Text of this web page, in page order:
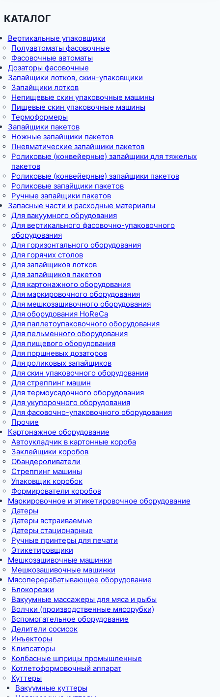
КАТАЛОГ
Вертикальные упаковщики
Полуавтоматы фасовочные
Фасовочные автоматы
Дозаторы фасовочные
Запайщики лотков, скин-упаковщики
Запайщики лотков
Непищевые скин упаковочные машины
Пищевые скин упаковочные машины
Термоформеры
Запайщики пакетов
Ножные запайщики пакетов
Пневматические запайщики пакетов
Роликовые (конвейерные) запайщики для тяжелых
пакетов
Роликовые (конвейерные) запайщики пакетов
Роликовые запайщики пакетов
Ручные запайщики пакетов
Запасные части и расходные материалы
Для вакуумного обрудования
Для вертикального фасовочно-упаковочного
оборудования
Для горизонтального оборудования
Для горячих столов
Для запайщиков лотков
Для запайщиков пакетов
Для картонажного оборудования
Для маркировочного оборудования
Для мешкозашивочного оборудования
Для оборудования HoReCa
Для паллетоупаковочного оборудования
Для пельменного оборудования
Для пищевого оборудования
Для поршневых дозаторов
Для роликовых запайщиков
Для скин упаковочного оборудования
Для стреппинг машин
Для термоусадочного оборудования
Для укупорочного оборудования
Для фасовочно-упаковочного оборудования
Прочие
Картонажное оборудование
Автоукладчик в картонные короба
Заклейщики коробов
Обандероливатели
Стреппинг машины
Упаковщик коробок
Формирователи коробов
Маркировочное и этикетировочное оборудование
Датеры
Датеры встраиваемые
Датеры стационарные
Ручные принтеры для печати
Этикетировщики
Мешкозашивочные машинки
Мешкозашивочные машинки
Мясоперерабатывающее оборудование
Блокорезки
Вакуумные массажеры для мяса и рыбы
Волчки (производственные мясорубки)
Вспомогательное оборудование
Делители сосисок
Инъекторы
Клипсаторы
Колбасные шприцы промышленные
Котлетоформовочный аппарат
Куттеры
Вакуумные куттеры